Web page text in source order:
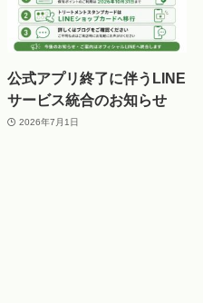
公式アプリ終了に伴うLINE
サービス統合のお知らせ
2026年7月1日